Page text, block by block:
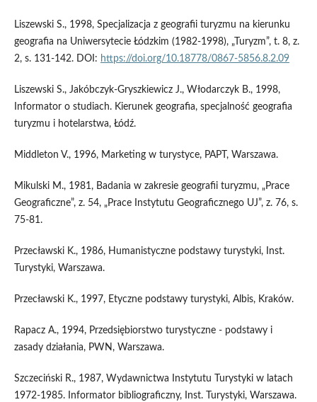
Liszewski S., 1998, Specjalizacja z geografii turyzmu na kierunku
geografia na Uniwersytecie Łódzkim (1982-1998), „Turyzm”, t. 8, z.
2, s. 131-142. DOI: https://doi.org/10.18778/0867-5856.8.2.09
Liszewski S., Jakóbczyk-Gryszkiewicz J., Włodarczyk B., 1998,
Informator o studiach. Kierunek geografia, specjalność geografia
turyzmu i hotelarstwa, Łódź.
Middleton V., 1996, Marketing w turystyce, PAPT, Warszawa.
Mikulski M., 1981, Badania w zakresie geografii turyzmu, „Prace
Geograficzne”, z. 54, „Prace Instytutu Geograficznego UJ”, z. 76, s.
75-81.
Przecławski K., 1986, Humanistyczne podstawy turystyki, Inst.
Turystyki, Warszawa.
Przecławski K., 1997, Etyczne podstawy turystyki, Albis, Kraków.
Rapacz A., 1994, Przedsiębiorstwo turystyczne - podstawy i
zasady działania, PWN, Warszawa.
Szczeciński R., 1987, Wydawnictwa Instytutu Turystyki w latach
1972-1985. Informator bibliograficzny, Inst. Turystyki, Warszawa.